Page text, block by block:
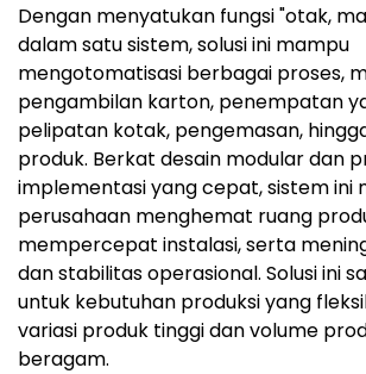
Dengan menyatukan fungsi "otak,
dalam satu sistem, solusi ini mampu
mengotomatisasi berbagai proses,
pengambilan karton, penempatan
pelipatan kotak, pengemasan,
produk. Berkat desain modular dan
implementasi yang cepat, sistem ini
perusahaan menghemat ruang
mempercepat instalasi, serta
dan stabilitas operasional. Solusi ini
untuk kebutuhan produksi yang
variasi produk tinggi dan volume
beragam.